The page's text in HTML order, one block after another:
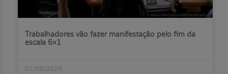
Trabalhadores vão fazer manifestação pelo fim da
escala 6×1
07/08/2026